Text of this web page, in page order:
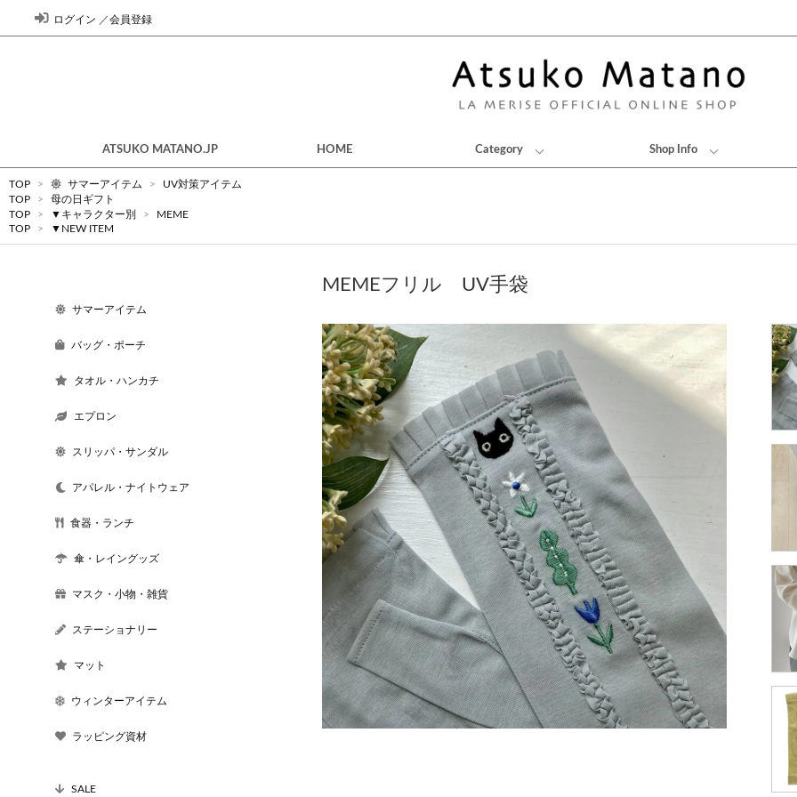
ログイン ／会員登録
ATSUKO MATANO.JP HOME Category Shop Info
TOP > サマーアイテム >
UV対策アイテム
TOP
>
母の日ギフト
TOP
> ▼キャラクター別 >
MEME
TOP
> ▼NEW ITEM
サマーアイテム
バッグ・ポーチ
タオル・ハンカチ
エプロン
スリッパ・サンダル
アパレル・ナイトウェア
食器・ランチ
傘・レイングッズ
マスク・小物・雑貨
ステーショナリー
マット
ウィンターアイテム
ラッピング資材
SALE
MEMEフリル UV手袋